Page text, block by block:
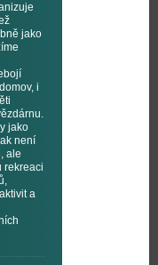
jako
i
jako
není
ale
rekreaci
a